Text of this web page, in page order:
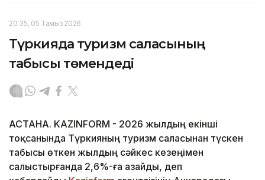
20:35, 05 Тамыз 2026
Түркияда туризм саласының
табысы төмендеді
АСТАНА. KAZINFORM - 2026 жылдың екінші
тоқсанында Түркияның туризм саласынан түскен
табысы өткен жылдың сәйкес кезеңімен
салыстырғанда 2,6%-ға азайды, деп